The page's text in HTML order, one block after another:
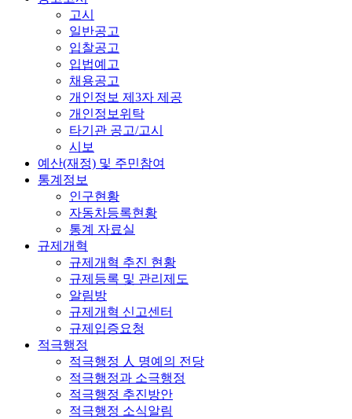
고시
일반공고
입찰공고
입법예고
채용공고
개인정보 제3자 제공
개인정보위탁
타기관 공고/고시
시보
예산(재정) 및 주민참여
통계정보
인구현황
자동차등록현황
통계 자료실
규제개혁
규제개혁 추진 현황
규제등록 및 관리제도
알림방
규제개혁 신고센터
규제입증요청
적극행정
적극행정 人 명예의 전당
적극행정과 소극행정
적극행정 추진방안
적극행정 소식알림